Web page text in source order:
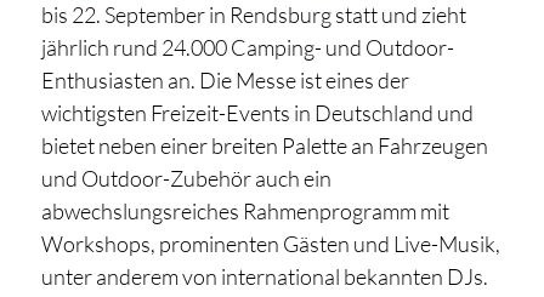
bis 22. September in Rendsburg statt und zieht
jährlich rund 24.000 Camping- und Outdoor-
Enthusiasten an. Die Messe ist eines der
wichtigsten Freizeit-Events in Deutschland und
bietet neben einer breiten Palette an Fahrzeugen
und Outdoor-Zubehör auch ein
abwechslungsreiches Rahmenprogramm mit
Workshops, prominenten Gästen und Live-Musik,
unter anderem von international bekannten DJs.